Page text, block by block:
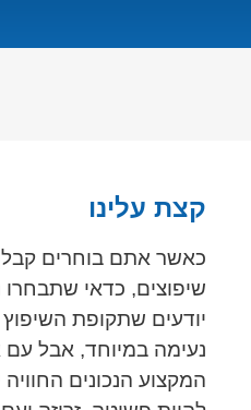
קצת עלינו
כאשר אתם בוחרים
שיפוצים, כדאי שתבחרו
יודעים שתקופת
נעימה במיוחד, אבל עם
המקצוע הנכונים החוויה